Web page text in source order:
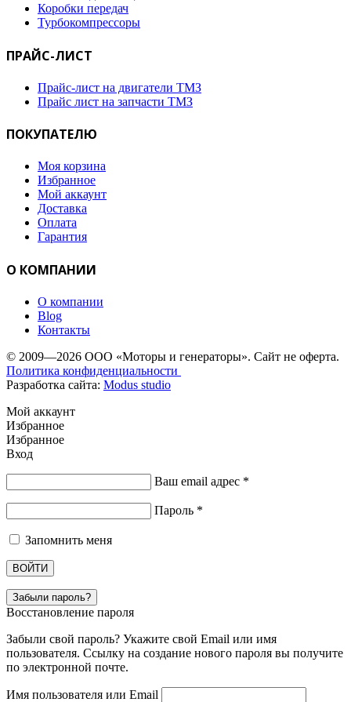
Коробки передач
Турбокомпрессоры
ПРАЙС-ЛИСТ
Прайс-лист на двигатели ТМЗ
Прайс лист на запчасти ТМЗ
ПОКУПАТЕЛЮ
Моя корзина
Избранное
Мой аккаунт
Доставка
Оплата
Гарантия
О КОМПАНИИ
О компании
Blog
Контакты
© 2009—2026 ООО «Моторы и генераторы». Сайт не оферта.
Политика конфиденциальности
Разработка сайта: Modus studio
Мой аккаунт
Избранное
Избранное
Вход
Ваш email адрес *
Пароль *
Запомнить меня
ВОЙТИ
Забыли пароль?
Восстановление пароля
Забыли свой пароль? Укажите свой Email или имя
пользователя. Ссылку на создание нового пароля вы получите
по электронной почте.
Имя пользователя или Email